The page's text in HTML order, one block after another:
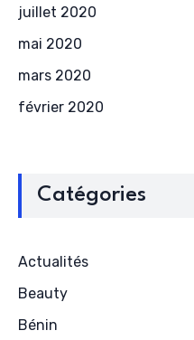
juillet 2020
mai 2020
mars 2020
février 2020
Catégories
Actualités
Beauty
Bénin